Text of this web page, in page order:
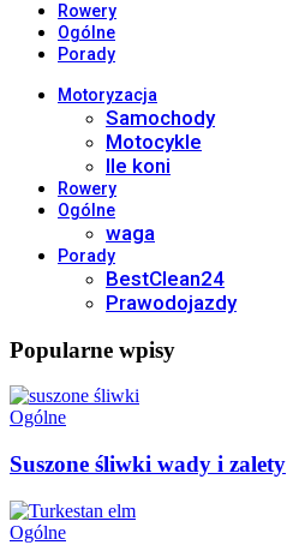
Rowery
Ogólne
Porady
Motoryzacja
Samochody
Motocykle
Ile koni
Rowery
Ogólne
waga
Porady
BestClean24
Prawodojazdy
Popularne wpisy
Ogólne
Suszone śliwki wady i zalety
Ogólne